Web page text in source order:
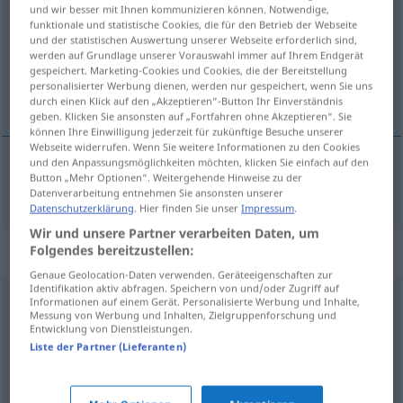
Übersicht aller Übersetzungen
(Für mehr Details die Übersetzung anklicken/antippen)
asombrado, sorprendido
asombrado,sorprendido(de) erstaunt über
Beispielsätze für "erstaunt"
basserstaunt
pasmado,muy sorprendido
¡cuál no sería miasombro!
und wir besser mit Ihnen kommunizieren können. Notwendige,
funktionale und statistische Cookies, die für den Betrieb der Webseite
und der statistischen Auswertung unserer Webseite erforderlich sind,
werden auf Grundlage unserer Vorauswahl immer auf Ihrem Endgerät
gespeichert. Marketing-Cookies und Cookies, die der Bereitstellung
personalisierter Werbung dienen, werden nur gespeichert, wenn Sie uns
durch einen Klick auf den „Akzeptieren“-Button Ihr Einverständnis
geben. Klicken Sie ansonsten auf „Fortfahren ohne Akzeptieren“. Sie
können Ihre Einwilligung jederzeit für zukünftige Besuche unserer
Webseite widerrufen. Wenn Sie weitere Informationen zu den Cookies
und den Anpassungsmöglichkeiten möchten, klicken Sie einfach auf den
Button „Mehr Optionen“. Weitergehende Hinweise zu der
Datenverarbeitung entnehmen Sie ansonsten unserer
Datenschutzerklärung. Hier finden Sie unserImpressum.
Wir und unsere Partner verarbeiten Daten, um
Folgendes bereitzustellen:
Genaue Geolocation-Daten verwenden. Geräteeigenschaften zur
Identifikation aktiv abfragen. Speichern von und/oder Zugriff auf
Informationen auf einem Gerät. Personalisierte Werbung und Inhalte,
Messung von Werbung und Inhalten, Zielgruppenforschung und
Entwicklung von Dienstleistungen.
Liste der Partner (Lieferanten)